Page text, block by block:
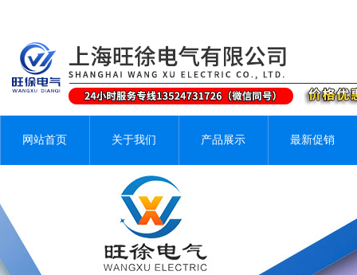
网站首页 关于我们 产品展示 最新促销